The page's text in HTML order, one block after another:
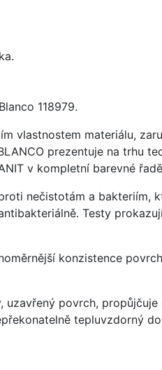
118979.
vlastnostem materiálu,
prezentuje na trhu
v kompletní barevné
nečistotám a bakteriím,
Testy
konzistence
uzavřený povrch,
tepluvzdorný